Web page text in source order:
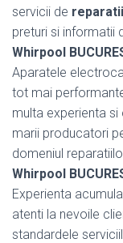
servicii de
preturi si informatii
Whirpool
Aparatele
tot mai
multa experienta
marii producatori
domeniul
Whirpool
Experienta
atenti la nevoile
standardele